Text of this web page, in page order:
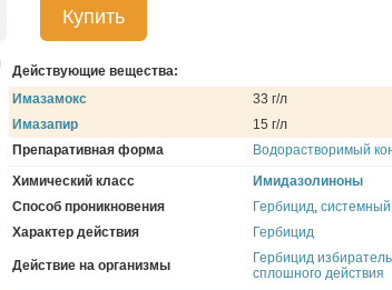
Купить
Действующие вещества:
Имазамокс
33 г/л
Имазапир
15 г/л
Препаративная форма
Водорастворимый
Химический класс
Имидазолиноны
Способ проникновения
Гербицид,
Характер действия
Гербицид
Действие на организмы Гербицид
сплошного действия